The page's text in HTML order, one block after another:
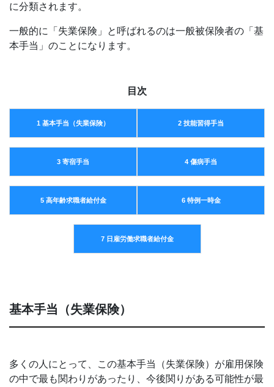
に分類されます。
一般的に「失業保険」と呼ばれるのは一般被保険者の「基
本手当」のことになります。
目次
1 基本手当（失業保険） 2 技能習得手当
3 寄宿手当 4 傷病手当
5高年齢求職者給付金 6特例一時金
7日雇労働求職者給付金
基本手当（失業保険）
多くの人にとって、この基本手当（失業保険）が雇用保険
の中で最も関わりがあったり、今後関りがある可能性が最